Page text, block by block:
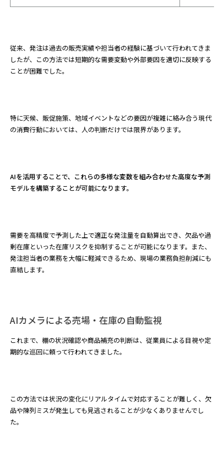
従来、発注は過去の販売実績や担当者の経験に基づいて行われてきま
したが、この方法では短期的な需要変動や外部要因を適切に反映する
ことが困難でした。
特に天候、販促施策、地域イベントなどの要因が複雑に絡み合う現代
の消費行動においては、人の判断だけでは限界があります。
AIを活用することで、これらの多様な変数を組み合わせた高度な予測
モデルを構築することが可能になります。
需要を高精度で予測した上で適正な発注量を自動算出でき、欠品や過
剰在庫といった在庫リスクを抑制することが可能になります。また、
発注担当者の業務を大幅に軽減できるため、現場の業務負担削減にも
直結します。
AIカメラによる売場・在庫の自動監視
これまで、棚の状況確認や商品補充の判断は、従業員による目視や定
期的な巡回に頼って行われてきました。
この方法では状況の変化にリアルタイムで対応することが難しく、欠
品や陳列ミスが発生しても見逃されることが少なくありませんでし
た。